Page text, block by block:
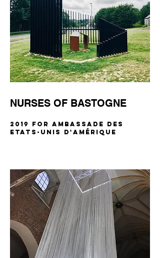
NURSES OF BASTOGNE
2019 FOR Ambassade des
Etats-Unis d'Amérique